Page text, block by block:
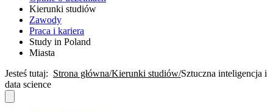
Kierunki studiów
Zawody
Praca i kariera
Study in Poland
Miasta
Jesteś tutaj: Strona główna Kierunki studiów Sztuczna inteligencja i
data science